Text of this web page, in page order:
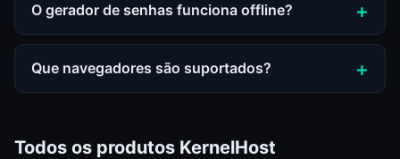
O gerador de senhas funciona offline?
Que navegadores são suportados?
Todos os produtos KernelHost